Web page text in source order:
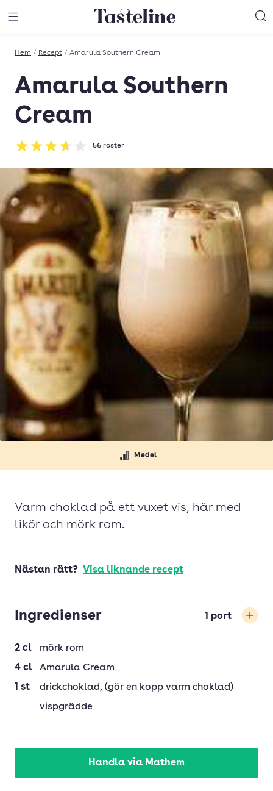
Till Tastelines startsida
Hem / Recept / Amarula Southern Cream
Amarula Southern
Cream
Betyg: 3.64 av 5
56 röster
Medel
Varm choklad på ett vuxet vis, här med
likör och mörk rom.
Nästan rätt? Visa liknande recept
Ingredienser 1 port
2 cl
mörk rom
4 cl
Amarula Cream
1 st drickchoklad, (gör en kopp varm choklad)
vispgrädde
Handla via Mathem